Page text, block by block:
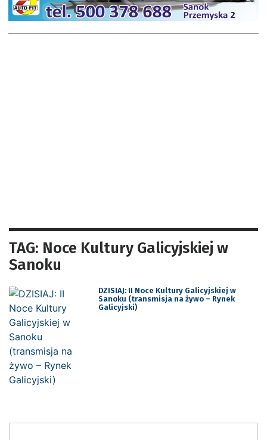
TAG: Noce Kultury Galicyjskiej w
Sanoku
DZISIAJ: II Noce Kultury Galicyjskiej w
Sanoku (transmisja na żywo – Rynek
Galicyjski)